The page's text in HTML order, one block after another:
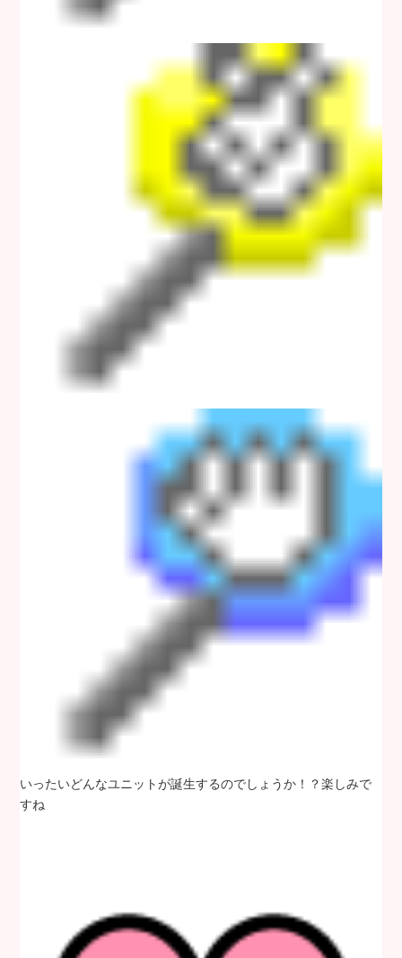
いったいどんなユニットが誕生するのでしょうか！？楽しみで
すね